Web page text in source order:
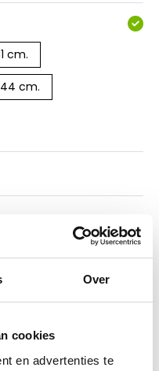
Over
cookies
en advertenties te
cm.
44 cm.